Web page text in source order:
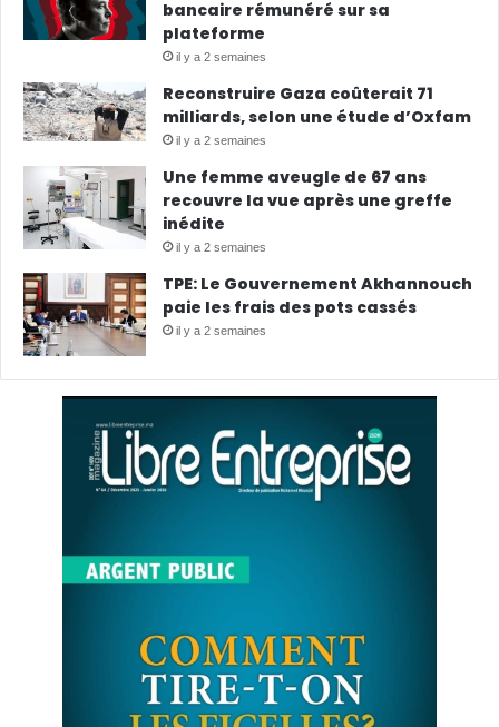
bancaire rémunéré sur sa
plateforme
il y a 2 semaines
Reconstruire Gaza coûterait 71
milliards, selon une étude d’Oxfam
il y a 2 semaines
Une femme aveugle de 67 ans
recouvre la vue après une greffe
inédite
il y a 2 semaines
TPE: Le Gouvernement Akhannouch
paie les frais des pots cassés
il y a 2 semaines